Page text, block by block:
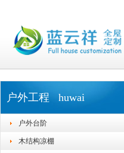
户外工程 huwai
户外台阶
木结构凉棚